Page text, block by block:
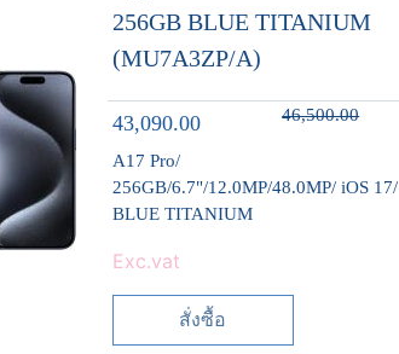
256GB BLUE TITANIUM
(MU7A3ZP/A)
43,090.00 46,500.00
A17 Pro/
256GB/6.7"/12.0MP/48.0MP/ iOS 17/
BLUE TITANIUM
Exc.vat
สั่งซื้อ